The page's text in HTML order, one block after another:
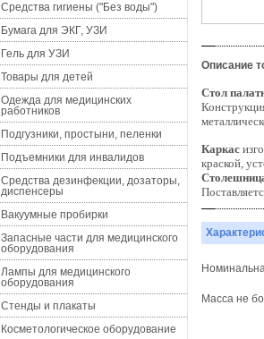
Средства гигиены ("Без воды")
Бумага для ЭКГ, УЗИ
Гель для УЗИ
Товары для детей
Одежда для медицинских
работников
Подгузники, простыни, пеленки
Подъемники для инвалидов
Средства дезинфекции, дозаторы,
диспенсеры
Вакуумные пробирки
Запасные части для медицинского
оборудования
Лампы для медицинского
оборудования
Стенды и плакаты
Косметологическое оборудование
Описание
Стол
Каркас
краской,
Масса не